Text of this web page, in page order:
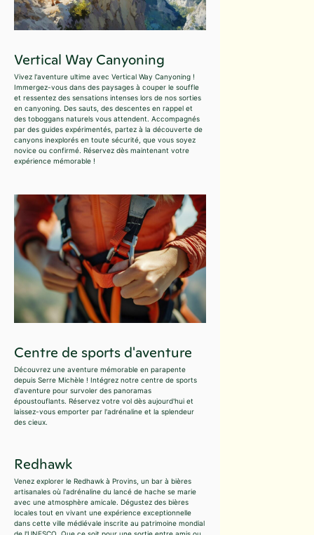
Vertical Way Canyoning
Vivez l'aventure ultime avec Vertical Way Canyoning !
Immergez-vous dans des paysages à couper le souffle
et ressentez des sensations intenses lors de nos sorties
en canyoning. Des sauts, des descentes en rappel et
des toboggans naturels vous attendent. Accompagnés
par des guides expérimentés, partez à la découverte de
canyons inexplorés en toute sécurité, que vous soyez
novice ou confirmé. Réservez dès maintenant votre
expérience mémorable !
Centre de sports d'aventure
Découvrez une aventure mémorable en parapente
depuis Serre Michèle ! Intégrez notre centre de sports
d'aventure pour survoler des panoramas
époustouflants. Réservez votre vol dès aujourd'hui et
laissez-vous emporter par l'adrénaline et la splendeur
des cieux.
Redhawk
Venez explorer le Redhawk à Provins, un bar à bières
artisanales où l'adrénaline du lancé de hache se marie
avec une atmosphère amicale. Dégustez des bières
locales tout en vivant une expérience exceptionnelle
dans cette ville médiévale inscrite au patrimoine mondial
de l'UNESCO. Que ce soit pour une sortie entre amis ou